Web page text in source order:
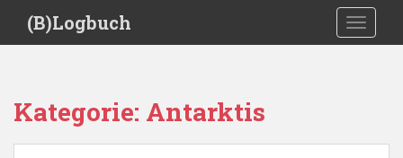
i
(B)Logbuch
Kategorie: Antarktis